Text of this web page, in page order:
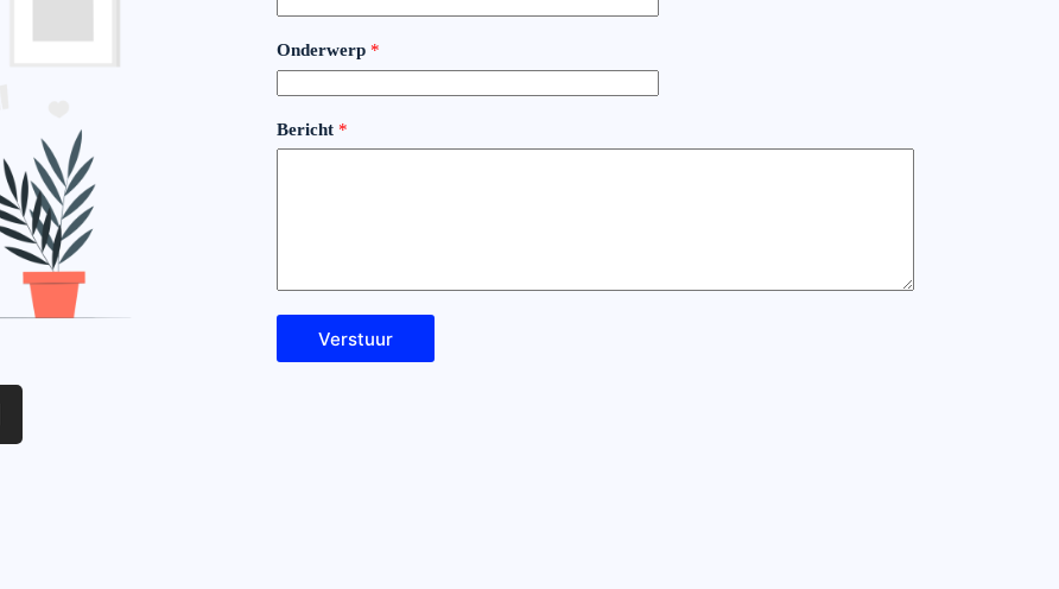
Onderwerp *
Bericht *
Verstuur